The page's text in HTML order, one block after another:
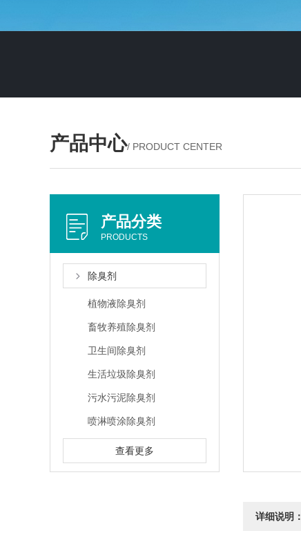
产品中心/ PRODUCT CENTER
产品分类
PRODUCTS
除臭剂
植物液除臭剂
畜牧养殖除臭剂
卫生间除臭剂
生活垃圾除臭剂
污水污泥除臭剂
喷淋喷涂除臭剂
查看更多
详细说明：